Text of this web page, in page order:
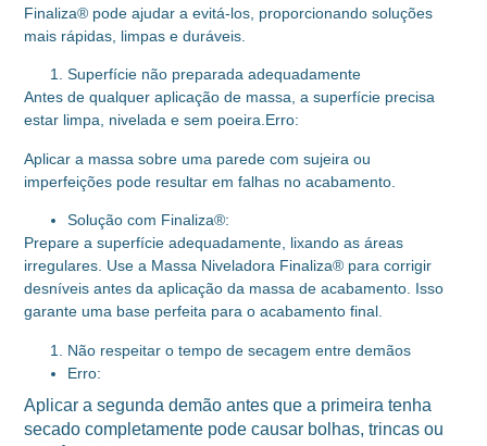
Finaliza® pode ajudar a evitá-los, proporcionando soluções
mais rápidas, limpas e duráveis.
Superfície não preparada adequadamente
Antes de qualquer aplicação de massa, a superfície precisa
estar limpa, nivelada e sem poeira.Erro:
Aplicar a massa sobre uma parede com sujeira ou
imperfeições pode resultar em falhas no acabamento.
Solução com Finaliza®:
Prepare a superfície adequadamente, lixando as áreas
irregulares. Use a Massa Niveladora Finaliza® para corrigir
desníveis antes da aplicação da massa de acabamento. Isso
garante uma base perfeita para o acabamento final.
Não respeitar o tempo de secagem entre demãos
Erro:
Aplicar a segunda demão antes que a primeira tenha
secado completamente pode causar bolhas, trincas ou